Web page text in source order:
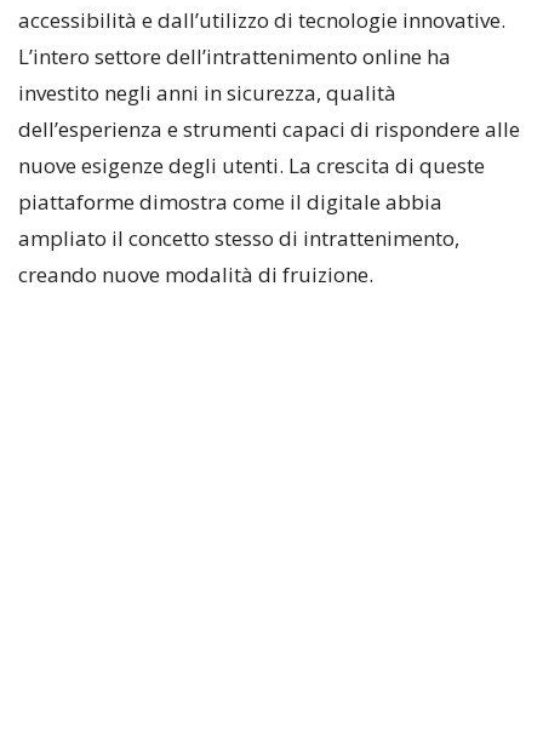
accessibilità e dall’utilizzo di tecnologie innovative.
L’intero settore dell’intrattenimento online ha
investito negli anni in sicurezza, qualità
dell’esperienza e strumenti capaci di rispondere alle
nuove esigenze degli utenti. La crescita di queste
piattaforme dimostra come il digitale abbia
ampliato il concetto stesso di intrattenimento,
creando nuove modalità di fruizione.